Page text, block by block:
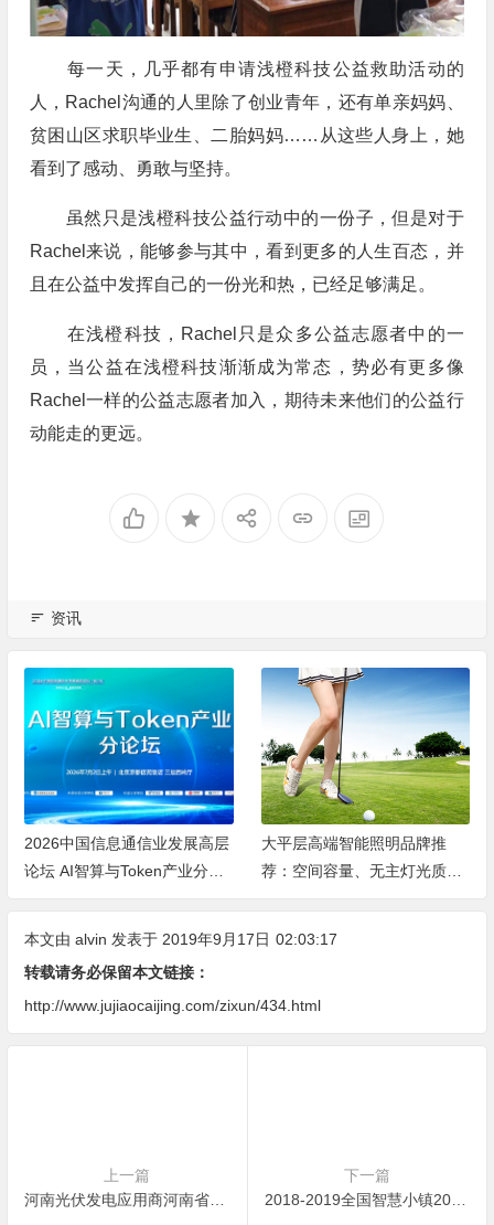
每一天，几乎都有申请浅橙科技公益救助活动的
人，Rachel沟通的人里除了创业青年，还有单亲妈妈、
贫困山区求职毕业生、二胎妈妈……从这些人身上，她
看到了感动、勇敢与坚持。
虽然只是浅橙科技公益行动中的一份子，但是对于
Rachel来说，能够参与其中，看到更多的人生百态，并
且在公益中发挥自己的一份光和热，已经足够满足。
在浅橙科技，Rachel只是众多公益志愿者中的一
员，当公益在浅橙科技渐渐成为常态，势必有更多像
Rachel一样的公益志愿者加入，期待未来他们的公益行
动能走的更远。
资讯
2026中国信息通信业发展高层
论坛 AI智算与Token产业分论
坛顺利举办
大平层高端智能照明品牌推
荐：空间容量、无主灯光质、
全屋定制、长期售后四个维度
本文由 alvin 发表于 2019年9月17日 02:03:17
转载请务必保留本文链接：
http://www.jujiaocaijing.com/zixun/434.html
上一篇
河南光伏发电应用商河南省坤德实业发展有限公司濮阳县离网光伏发电系统顺利
下一篇
2018-2019全国智慧小镇200强榜单新鲜出炉！有没有你美丽的家乡？